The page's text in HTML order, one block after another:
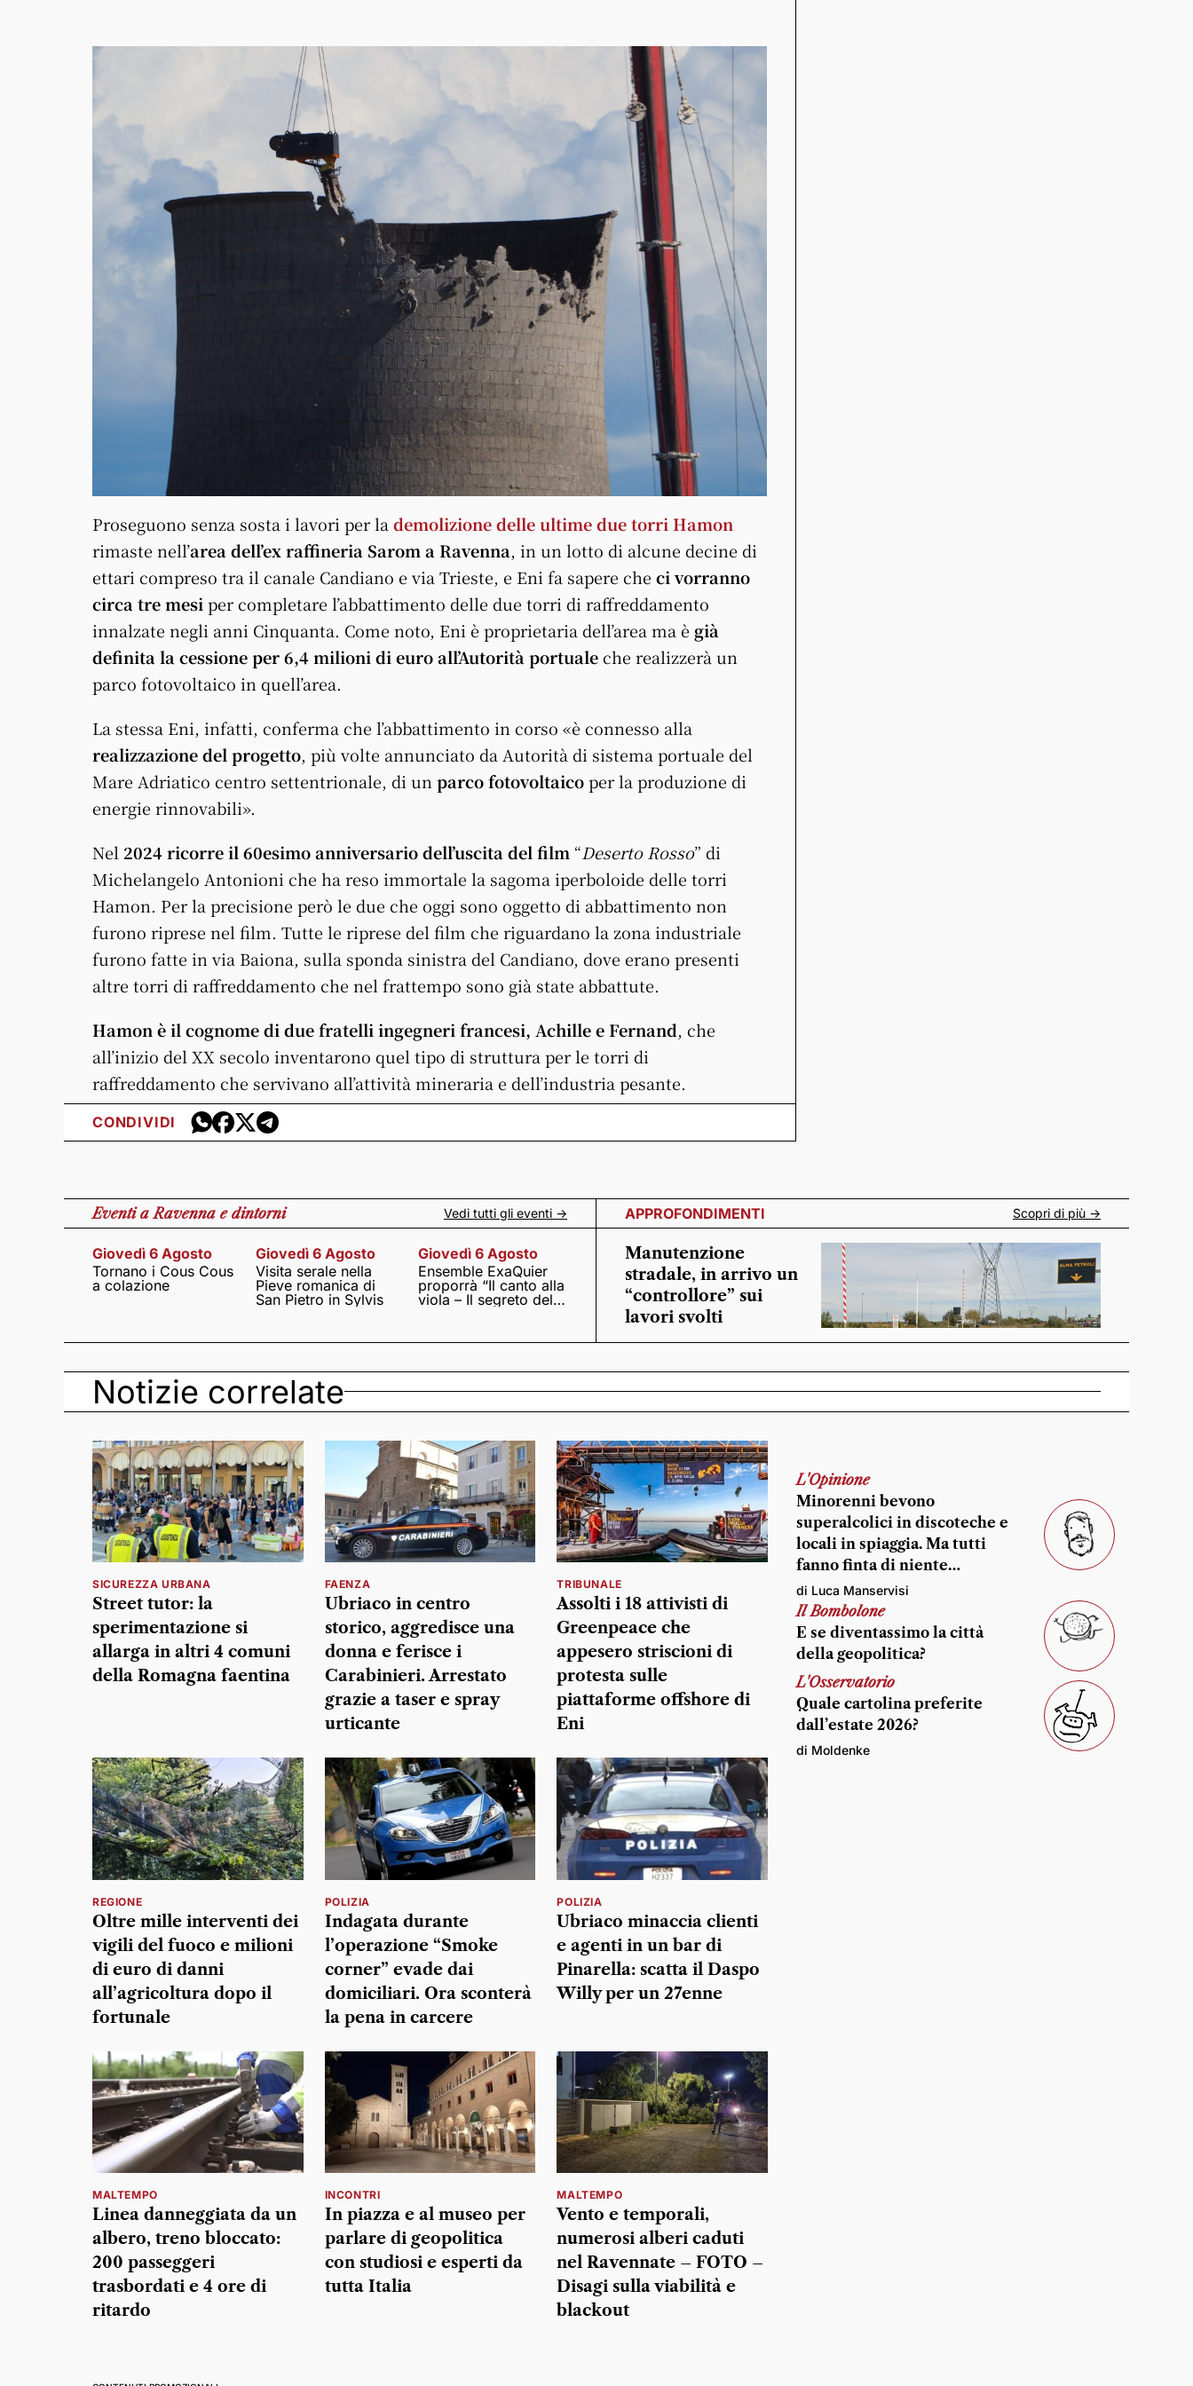
Proseguono senza sosta i lavori per la demolizione delle ultime due torri Hamon
rimaste nell’area dell’ex raffineria Sarom a Ravenna, in un lotto di alcune decine di
ettari compreso tra il canale Candiano e via Trieste, e Eni fa sapere che ci vorranno
circa tre mesi per completare l’abbattimento delle due torri di raffreddamento
innalzate negli anni Cinquanta. Come noto, Eni è proprietaria dell’area ma è già
definita la cessione per 6,4 milioni di euro all’Autorità portualeche realizzerà un
parco fotovoltaico in quell’area.
La stessa Eni, infatti, conferma che l’abbattimento in corso «è connesso alla
realizzazione del progetto, più volte annunciato da Autorità di sistema portuale del
Mare Adriatico centro settentrionale, di un parco fotovoltaicoper la produzione di
energie rinnovabili».
Nel 2024 ricorre il 60esimo anniversario dell’uscita del film “Deserto Rosso” di
Michelangelo Antonioni che ha reso immortale la sagoma iperboloide delle torri
Hamon. Per la precisione però le due che oggi sono oggetto di abbattimento non
furono riprese nel film. Tutte le riprese del film che riguardano la zona industriale
furono fatte in via Baiona, sulla sponda sinistra del Candiano, dove erano presenti
altre torri di raffreddamento che nel frattempo sono già state abbattute.
Hamon è il cognome di due fratelli ingegneri francesi, Achille e Fernand, che
all’inizio del XX secolo inventarono quel tipo di struttura per le torri di
raffreddamento che servivano all’attività mineraria e dell’industria pesante.
CONDIVIDI
Eventia Ravenna e dintorni Vedi tutti gli eventi ->
Giovedì 6 Agosto
Tornano i Cous Cous
a colazione
Giovedì 6 Agosto
Visita serale nella
Pieve romanica di
San Pietro in Sylvis
Giovedì 6 Agosto
Ensemble ExaQuier
proporrà “Il canto alla
viola – Il segreto del
APPROFONDIMENTI Scopri di più ->
Manutenzione
stradale, in arrivo un
“controllore” sui
lavori svolti
Notizie correlate
SICUREZZA URBANA
Street tutor: la
sperimentazione si
allarga in altri 4 comuni
della Romagna faentina
FAENZA
Ubriaco in centro
storico, aggredisce una
donna e ferisce i
Carabinieri. Arrestato
grazie a taser e spray
urticante
TRIBUNALE
Assolti i 18 attivisti di
Greenpeace che
appesero striscioni di
protesta sulle
piattaforme offshore di
Eni
REGIONE
Oltre mille interventi dei
vigili del fuoco e milioni
di euro di danni
all’agricoltura dopo il
fortunale
POLIZIA
Indagata durante
l’operazione “Smoke
corner” evade dai
domiciliari. Ora sconterà
la pena in carcere
POLIZIA
Ubriaco minaccia clienti
e agenti in un bar di
Pinarella: scatta il Daspo
Willy per un 27enne
MALTEMPO
Linea danneggiata da un
albero, treno bloccato:
200 passeggeri
trasbordati e 4 ore di
ritardo
INCONTRI
In piazza e al museo per
parlare di geopolitica
con studiosi e esperti da
tutta Italia
MALTEMPO
Vento e temporali,
numerosi alberi caduti
nel Ravennate – FOTO –
Disagi sulla viabilità e
blackout
L'Opinione
Minorenni bevono
superalcolici in discoteche e
locali in spiaggia. Ma tutti
fanno finta di niente…
di Luca Manservisi
Il Bombolone
E se diventassimo la città
della geopolitica?
L'Osservatorio
Quale cartolina preferite
dall’estate 2026?
di Moldenke